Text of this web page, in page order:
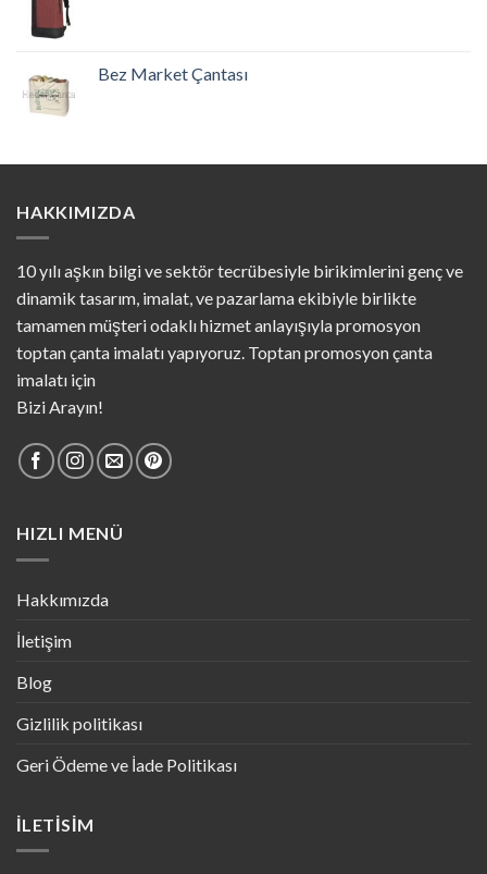
Bez Market Çantası
HAKKIMIZDA
10 yılı aşkın bilgi ve sektör tecrübesiyle birikimlerini genç ve
dinamik tasarım, imalat, ve pazarlama ekibiyle birlikte
tamamen müşteri odaklı hizmet anlayışıyla promosyon
toptan çanta imalatı yapıyoruz. Toptan promosyon çanta
imalatı için
Bizi Arayın!
HIZLI MENÜ
Hakkımızda
İletişim
Blog
Gizlilik politikası
Geri Ödeme ve İade Politikası
İLETISIM